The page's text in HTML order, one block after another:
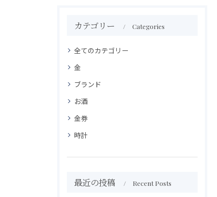
カテゴリー Categories
全てのカテゴリー
金
ブランド
お酒
金券
時計
最近の投稿 Recent Posts